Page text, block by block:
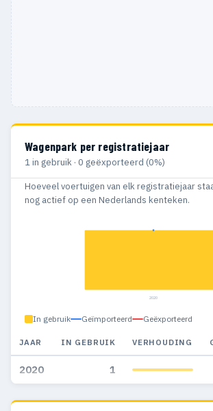
Wagenpark per registratiejaar
1 in gebruik · 0 geëxporteerd (0%)
Hoeveel voertuigen van elk registratiejaar
nog actief op een Nederlands kenteken.
2020
In gebruik Geïmporteerd Geëxporteerd
JAAR IN GEBRUIK VERHOUDING
2020 1